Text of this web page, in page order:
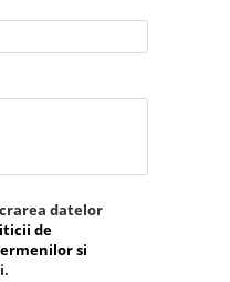
datelor
de
si